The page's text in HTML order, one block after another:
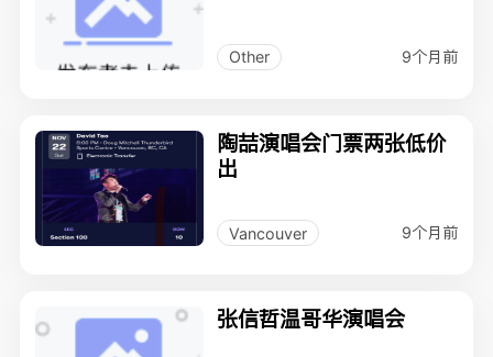
Other 9个月前
陶喆演唱会门票两张低价
出
Vancouver 9个月前
张信哲温哥华演唱会